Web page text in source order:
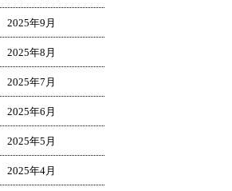
2025年9月
2025年8月
2025年7月
2025年6月
2025年5月
2025年4月